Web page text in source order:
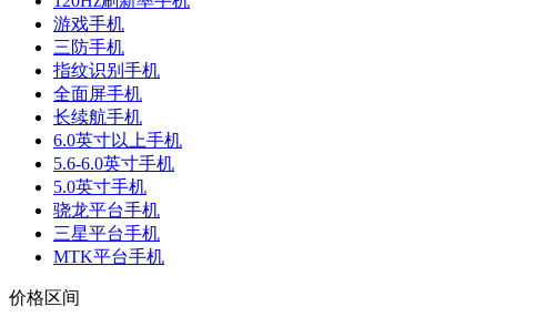
游戏手机
三防手机
指纹识别手机
全面屏手机
长续航手机
6.0英寸以上手机
5.6-6.0英寸手机
5.0英寸手机
骁龙平台手机
三星平台手机
MTK平台手机
价格区间